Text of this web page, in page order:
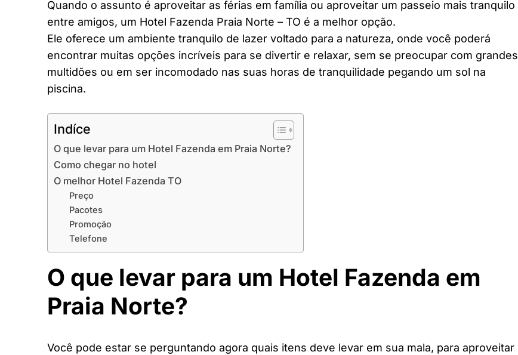
Quando o assunto é aproveitar as férias em família ou aproveitar um passeio mais tranquilo
entre amigos, um Hotel Fazenda Praia Norte – TO é a melhor opção.
Ele oferece um ambiente tranquilo de lazer voltado para a natureza, onde você poderá
encontrar muitas opções incríveis para se divertir e relaxar, sem se preocupar com grandes
multidões ou em ser incomodado nas suas horas de tranquilidade pegando um sol na
piscina.
Indíce
O que levar para um Hotel Fazenda em Praia Norte?
Como chegar no hotel
O melhor Hotel Fazenda TO
Preço
Pacotes
Promoção
Telefone
O que levar para um Hotel Fazenda em
Praia Norte?
Você pode estar se perguntando agora quais itens deve levar em sua mala, para aproveitar